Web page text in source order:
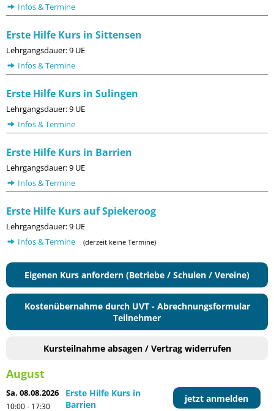
Infos & Termine
Erste Hilfe Kurs in Sittensen
Lehrgangsdauer: 9 UE
Infos & Termine
Erste Hilfe Kurs in Sulingen
Lehrgangsdauer: 9 UE
Infos & Termine
Erste Hilfe Kurs in Barrien
Lehrgangsdauer: 9 UE
Infos & Termine
Erste Hilfe Kurs auf Spiekeroog
Lehrgangsdauer: 9 UE
Infos & Termine
(derzeit keine Termine)
Eigenen Kurs anfordern (Betriebe / Schulen / Vereine)
Kostenübernahme durch UVT - Abrechnungsformular
Teilnehmer
Kursteilnahme absagen / Vertrag widerrufen
August
Sa. 08.08.2026
10:00 - 17:30
Erste Hilfe Kurs in
Barrien
jetzt anmelden